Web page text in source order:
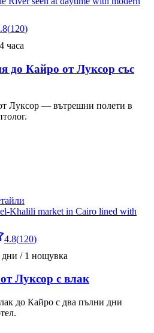
(120)
часа
до Кайро от Луксор със
Луксор — вътрешни полети в
4.8(120)
дни / 1 нощувка
Луксор с влак
до Кайро с два пълни дни